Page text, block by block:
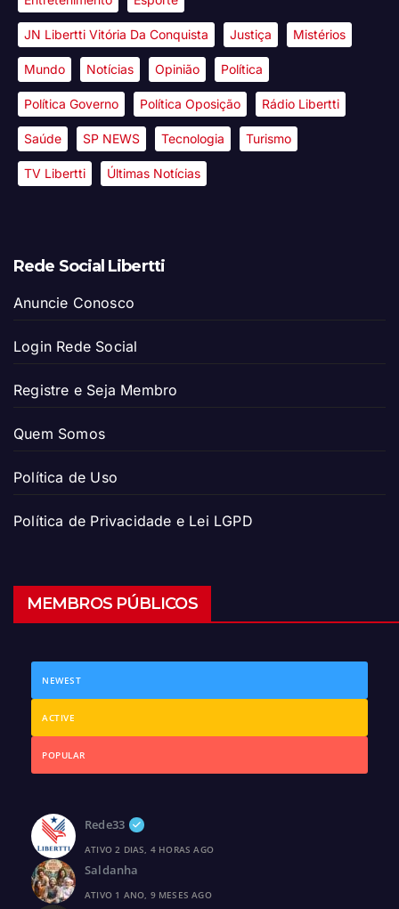
JN Libertti Vitória Da Conquista Justiça Mistérios
Mundo Notícias Opinião Política
Política Governo Política Oposição Rádio Libertti
Saúde SP NEWS Tecnologia Turismo
TV Libertti Últimas Notícias
Rede Social Libertti
Anuncie Conosco
Login Rede Social
Registre e Seja Membro
Quem Somos
Política de Uso
Política de Privacidade e Lei LGPD
MEMBROS PÚBLICOS
NEWEST
ACTIVE
POPULAR
Rede33
ATIVO 2 DIAS, 4 HORAS AGO
Saldanha
ATIVO 1 ANO, 9 MESES AGO